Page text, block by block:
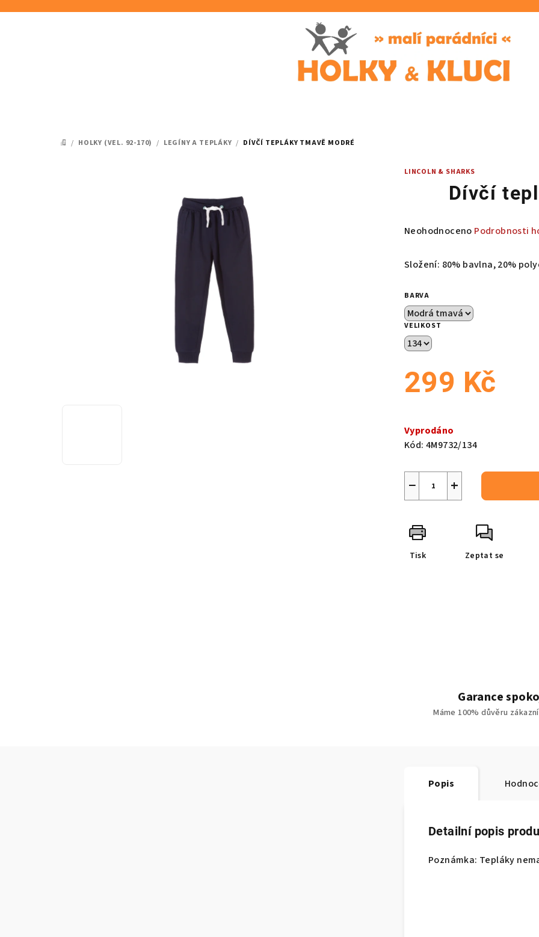
DOMŮ
/ HOLKY (VEL. 92-170) / LEGÍNY A TEPLÁKY / DÍVČÍ TEPLÁKY TMAVĚ MODRÉ
LINCOLN & SHARKS
Dívčí
Průměrné
produktu
z
5
hvězdiček.
Neohodnoceno Podrobnosti
Složení: 80% bavlna, 20%
BARVA
VELIKOST
299 Kč
cena:
Vyprodáno
Kód: 4M9732/134
+
−
Tisk Zeptat se
Garance
Máme 100% důvěru
Popis
Detailní popis
Poznámka: Tepláky